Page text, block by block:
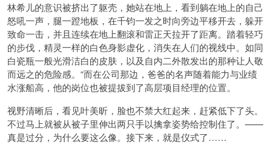
林希儿的意识被挤出了躯壳，她站在地上，看到躺在地上的自己
怒吼一声，腿一蹬地板，在千钧一发之时向旁边平移开去，躲开
致命一击，并且连续在地上翻滚和雷正天拉开了距离。踏着轻巧
的步伐，精灵一样的白色身影虚化，消失在人们的视线中。如同
白瓷瓶一般光滑洁白的皮肤，以及自内二外散发出的那种让人敬
而远之的危险感。“而在公司那边，爸爸的名声随着能力与业绩
水涨船高，他的岗位也被提拔到了高层项目经理的位置。
视野清晰后，看见叶美昕，脸也不禁大红起来，赶紧低下了头。
不过马上就被从被子里伸出两只手以擒拿姿势给控制住了。——
真是过分，为什么要这么像。接下来，就是仪式了……